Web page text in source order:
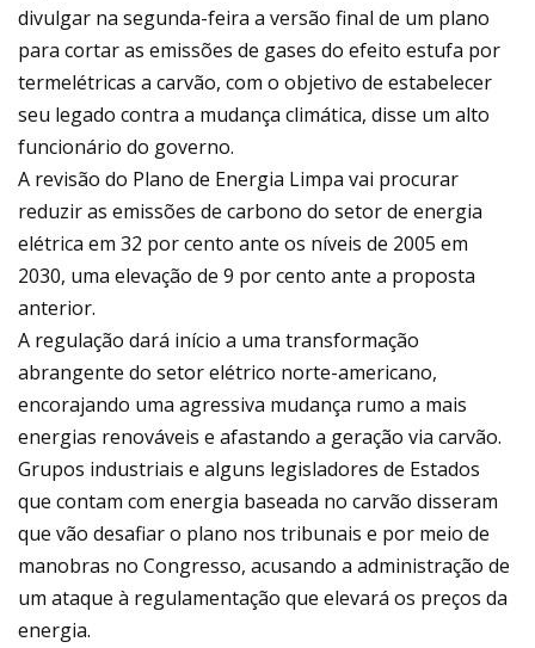
divulgar na segunda-feira a versão final de um plano
para cortar as emissões de gases do efeito estufa por
termelétricas a carvão, com o objetivo de estabelecer
seu legado contra a mudança climática, disse um alto
funcionário do governo.
A revisão do Plano de Energia Limpa vai procurar
reduzir as emissões de carbono do setor de energia
elétrica em 32 por cento ante os níveis de 2005 em
2030, uma elevação de 9 por cento ante a proposta
anterior.
A regulação dará início a uma transformação
abrangente do setor elétrico norte-americano,
encorajando uma agressiva mudança rumo a mais
energias renováveis e afastando a geração via carvão.
Grupos industriais e alguns legisladores de Estados
que contam com energia baseada no carvão disseram
que vão desafiar o plano nos tribunais e por meio de
manobras no Congresso, acusando a administração de
um ataque à regulamentação que elevará os preços da
energia.